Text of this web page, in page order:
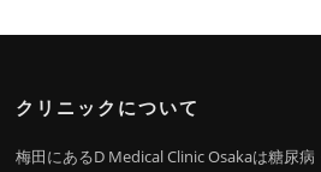
クリニックについて
梅田にあるD Medical Clinic Osakaは糖尿